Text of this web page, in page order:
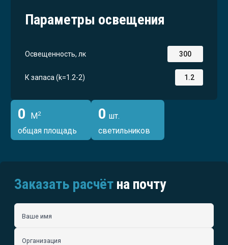
Параметры освещения
Освещенность, лк
К запаса (k=1.2-2)
0 М2
общая площадь
0 шт.
светильников
Заказать расчёт на почту
Ваше имя
Организация